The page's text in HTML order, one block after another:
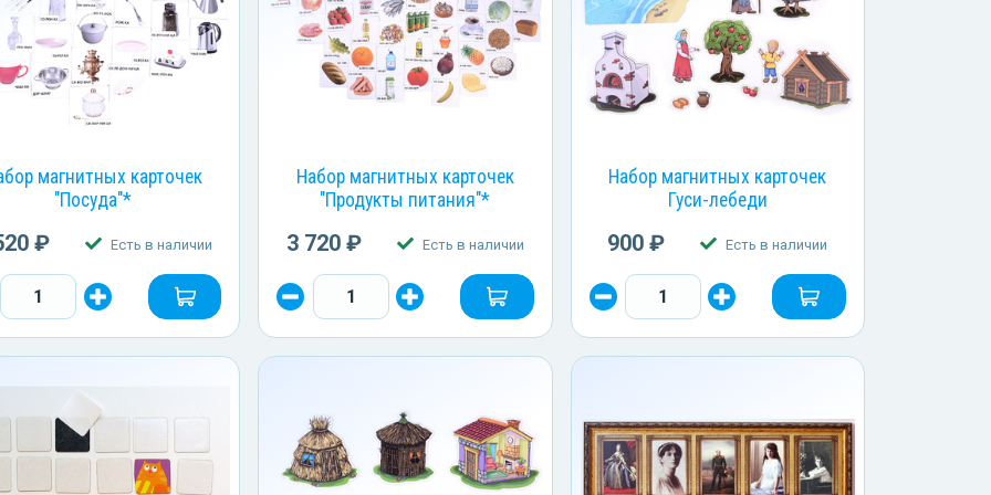
магнитных карточек
"Посуда"*
₽ Есть в наличии
Набор магнитных карточек
"Продукты питания"*
3 720 ₽ Есть в наличии
Набор магнитных карточек
Гуси-лебеди
900 ₽ Есть в наличии